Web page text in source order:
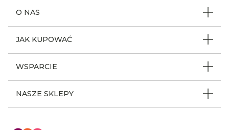
O NAS
Dlaczego FLK
JAK KUPOWAĆ
Polityka prywatności
WSPARCIE
NASZE SKLEPY